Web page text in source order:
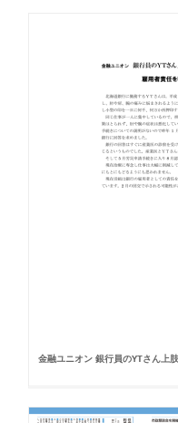
金融ユニオン 銀行員のYTさん上